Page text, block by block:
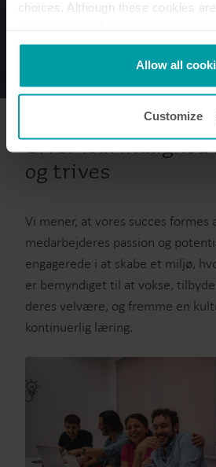
choices. Although these cookies
them.
Kamstrup makes use of third-party
cookie is installed by someone
You can at any time change or
here.
Allow all
Customize
Giver folk mulighed
og trives
Vi mener, at vores succes formes
medarbejderes passion og
engagerede i at skabe et miljø,
er bemyndiget til at vokse,
deres velvære, og fremme en
kontinuerlig læring.